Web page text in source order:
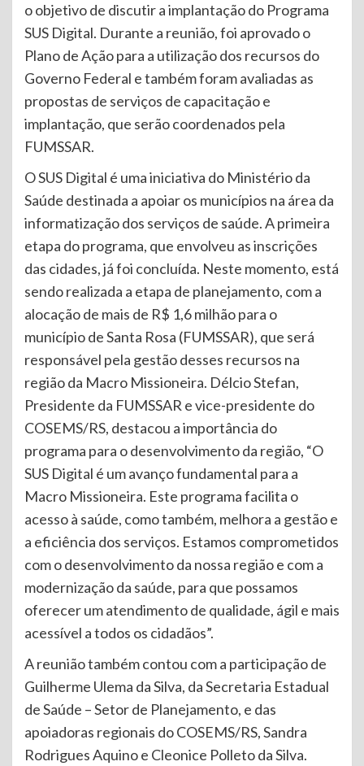
o objetivo de discutir a implantação do Programa
SUS Digital. Durante a reunião, foi aprovado o
Plano de Ação para a utilização dos recursos do
Governo Federal e também foram avaliadas as
propostas de serviços de capacitação e
implantação, que serão coordenados pela
FUMSSAR.
O SUS Digital é uma iniciativa do Ministério da
Saúde destinada a apoiar os municípios na área da
informatização dos serviços de saúde. A primeira
etapa do programa, que envolveu as inscrições
das cidades, já foi concluída. Neste momento, está
sendo realizada a etapa de planejamento, com a
alocação de mais de R$ 1,6 milhão para o
município de Santa Rosa (FUMSSAR), que será
responsável pela gestão desses recursos na
região da Macro Missioneira. Délcio Stefan,
Presidente da FUMSSAR e vice-presidente do
COSEMS/RS, destacou a importância do
programa para o desenvolvimento da região, “O
SUS Digital é um avanço fundamental para a
Macro Missioneira. Este programa facilita o
acesso à saúde, como também, melhora a gestão e
a eficiência dos serviços. Estamos comprometidos
com o desenvolvimento da nossa região e com a
modernização da saúde, para que possamos
oferecer um atendimento de qualidade, ágil e mais
acessível a todos os cidadãos”.
A reunião também contou com a participação de
Guilherme Ulema da Silva, da Secretaria Estadual
de Saúde – Setor de Planejamento, e das
apoiadoras regionais do COSEMS/RS, Sandra
Rodrigues Aquino e Cleonice Polleto da Silva.